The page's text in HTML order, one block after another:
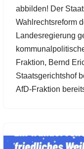
abbilden! Der
Wahlrechtsreform
Landesregierung
Fraktion, Bernd
Staatsgerichtshof
AfD-Fraktion